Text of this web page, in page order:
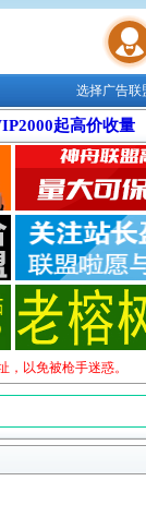
联盟学院
选择广告
起高价收量
以免被枪手迷惑。